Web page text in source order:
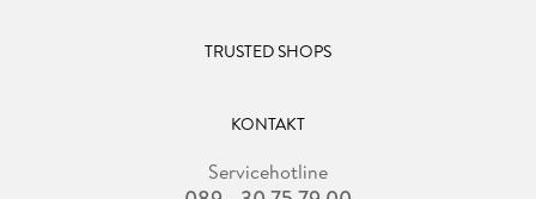
TRUSTED SHOPS
KONTAKT
Servicehotline